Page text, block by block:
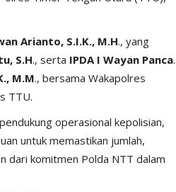
Arianto, S.I.K., M.H., yang
S.H., serta IPDA I Wayan Panca.
M.M., bersama Wakapolres
TTU.
operasional kepolisian,
untuk memastikan jumlah,
dari komitmen Polda NTT dalam